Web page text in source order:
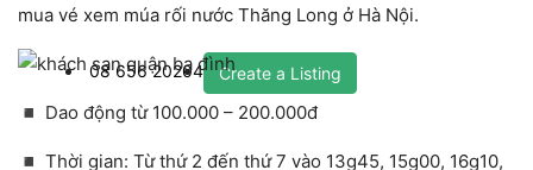
08 656 20204 Create a Listing
mua vé xem múa rối nước Thăng Long ở Hà Nội.
◾ Dao động từ 100.000 – 200.000đ
◾ Thời gian: Từ thứ 2 đến thứ 7 vào 13g45, 15g00, 16g10,